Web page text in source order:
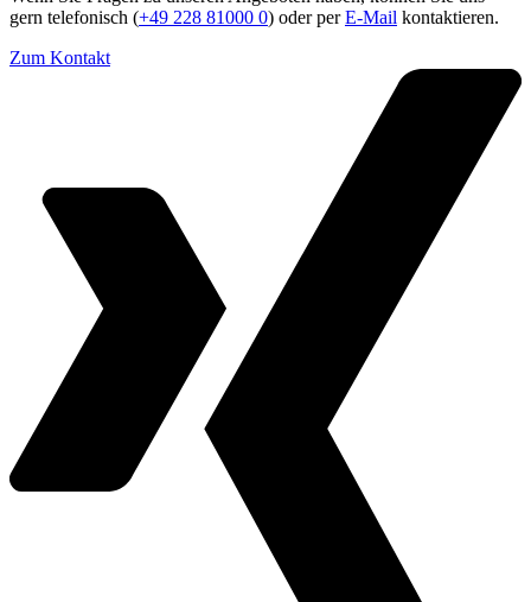
gern telefonisch (+49 228 81000 0) oder perE-Mail kontaktieren.
Zum Kontakt